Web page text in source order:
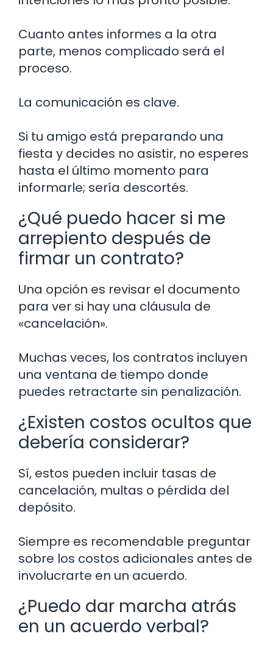
Cuanto antes informes a la otra
parte, menos complicado será el
proceso.
La comunicación es clave.
Si tu amigo está preparando una
fiesta y decides no asistir, no esperes
hasta el último momento para
informarle; sería descortés.
¿Qué puedo hacer si me
arrepiento después de
firmar un contrato?
Una opción es revisar el documento
para ver si hay una cláusula de
«cancelación».
Muchas veces, los contratos incluyen
una ventana de tiempo donde
puedes retractarte sin penalización.
¿Existen costos ocultos que
debería considerar?
Sí, estos pueden incluir tasas de
cancelación, multas o pérdida del
depósito.
Siempre es recomendable preguntar
sobre los costos adicionales antes de
involucrarte en un acuerdo.
¿Puedo dar marcha atrás
en un acuerdo verbal?